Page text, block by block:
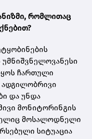
რომლითაც
ჩართული
და უნდა
მონიტორინგის
მოსალოდნელი
სიტუაცია